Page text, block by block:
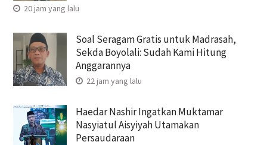
20 jam yang lalu
Soal Seragam Gratis untuk Madrasah,
Sekda Boyolali: Sudah Kami Hitung
Anggarannya
22 jam yang lalu
Haedar Nashir Ingatkan Muktamar
Nasyiatul Aisyiyah Utamakan
Persaudaraan